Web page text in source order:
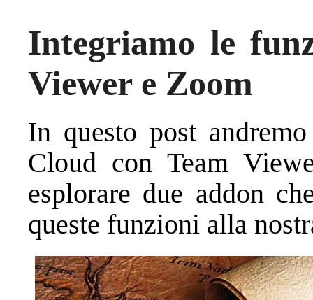
Integriamo le
Viewer e Zoom
In questo post
Cloud con Team
esplorare due addon
queste funzioni alla